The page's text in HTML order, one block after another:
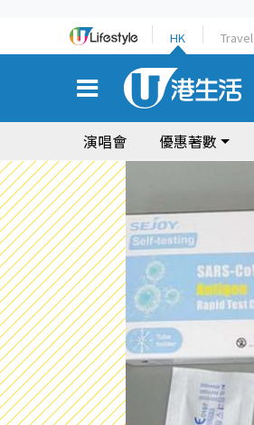
HK Travel
演唱會 優惠著數